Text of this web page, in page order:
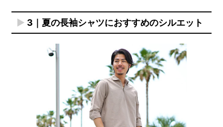
3｜夏の長袖シャツにおすすめのシルエット